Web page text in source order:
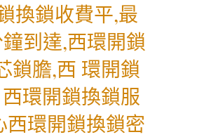
換鎖收費平,最
鐘到達,西環開鎖
鎖膽,西 環開鎖
環開鎖換鎖服
西環開鎖換鎖密